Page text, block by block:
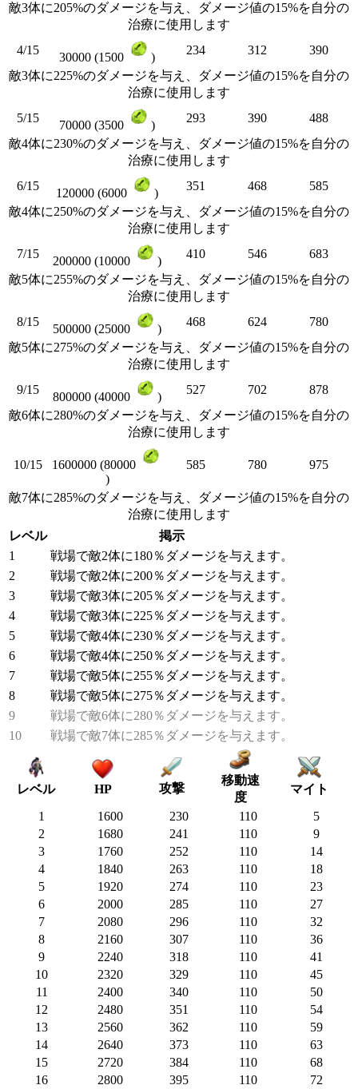
敵3体に205%のダメージを与え、ダメージ値の15%を自分の
治療に使用します
4/15
30000 (1500 )
234 312
390
敵3体に225%のダメージを与え、ダメージ値の15%を自分の
治療に使用します
5/15
70000 (3500 )
293 390
488
敵4体に230%のダメージを与え、ダメージ値の15%を自分の
治療に使用します
6/15
120000 (6000 )
351 468
585
敵4体に250%のダメージを与え、ダメージ値の15%を自分の
治療に使用します
7/15
200000 (10000 )
410 546
683
敵5体に255%のダメージを与え、ダメージ値の15%を自分の
治療に使用します
8/15
500000 (25000 )
468 624
780
敵5体に275%のダメージを与え、ダメージ値の15%を自分の
治療に使用します
9/15
800000 (40000 )
527 702
878
敵6体に280%のダメージを与え、ダメージ値の15%を自分の
治療に使用します
10/15
1600000 (80000
)
585 780 975
敵7体に285%のダメージを与え、ダメージ値の15%を自分の
治療に使用します
レベル
掲示
1
戦場で敵2体に180％ダメージを与えます。
2
戦場で敵2体に200％ダメージを与えます。
3
戦場で敵3体に205％ダメージを与えます。
4
戦場で敵3体に225％ダメージを与えます。
5
戦場で敵4体に230％ダメージを与えます。
6
戦場で敵4体に250％ダメージを与えます。
7
戦場で敵5体に255％ダメージを与えます。
8
戦場で敵5体に275％ダメージを与えます。
9
戦場で敵6体に280％ダメージを与えます。
10
戦場で敵7体に285％ダメージを与えます。
レベル HP 攻撃
移動速
度
マイト
1 1600 230 110
5
2
1680 241 110
9
3
1760 252 110
14
4
1840 263 110
18
5
1920 274 110
23
6
2000 285 110
27
7
2080 296 110
32
8
2160 307 110
36
9
2240 318 110
41
10
2320 329 110
45
11
2400 340 110
50
12
2480 351 110
54
13
2560 362 110
59
14
2640 373 110
63
15
2720 384 110
68
16
2800 395 110 72